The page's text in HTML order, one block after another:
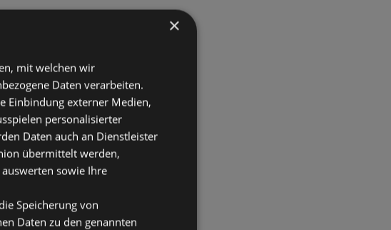
km
km
×
mit welchen wir
Daten verarbeiten.
Einbindung externer Medien,
personalisierter
Daten auch an Dienstleister
übermittelt werden,
sowie Ihre
Speicherung von
Daten zu den genannten